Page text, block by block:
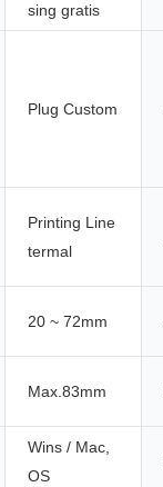
sing gratis
Plug Custom
Printing Line
termal
20 ~ 72mm
Max.83mm
Wins / Mac,
OS